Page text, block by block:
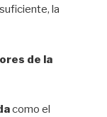
la
de la
como el